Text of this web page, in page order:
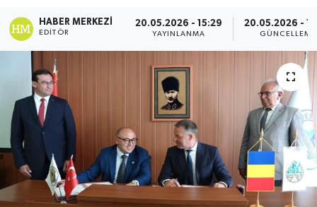
HABER MERKEZI
EDITÖR
20.05.2026 - 15:29
YAYINLANMA
20.05.2026 -
GÜNCELLEME